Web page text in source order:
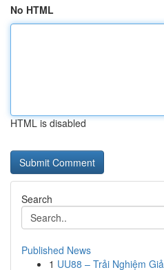
No HTML
HTML is disabled
Search
Published News
1 UU88 – Trải Nghiệm